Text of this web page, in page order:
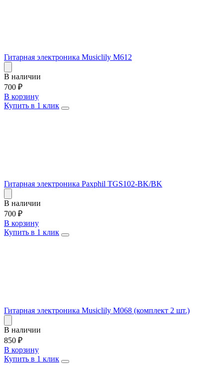
Гитарная электроника Musiclily M612
В наличии
700 ₽
В корзину
Купить в 1 клик
Гитарная электроника Paxphil TGS102-BK/BK
В наличии
700 ₽
В корзину
Купить в 1 клик
Гитарная электроника Musiclily M068 (комплект 2 шт.)
В наличии
850 ₽
В корзину
Купить в 1 клик